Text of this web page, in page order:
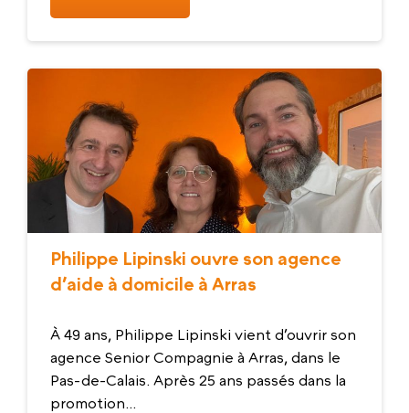
Philippe Lipinski ouvre son agence
d’aide à domicile à Arras
À 49 ans, Philippe Lipinski vient d’ouvrir son
agence Senior Compagnie à Arras, dans le
Pas-de-Calais. Après 25 ans passés dans la
promotion...